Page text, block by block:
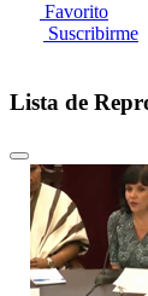
Favorito
Suscribirme
Lista de